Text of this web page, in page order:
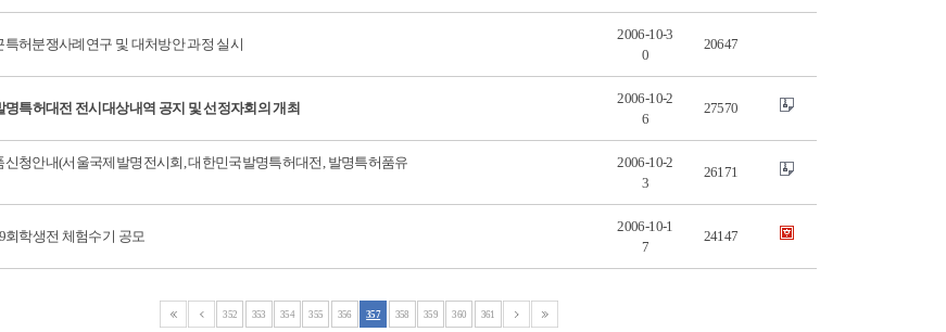
특허분쟁사례연구 및 대처방안 과정 실시
2006-10-3
0
20647
명특허대전 전시대상내역 공지 및 선정자회의 개최
2006-10-2
6
27570
신청안내(서울국제발명전시회, 대한민국발명특허대전, 발명특허품유
2006-10-2
3
26171
회학생전 체험수기 공모
2006-10-1
7
24147
352 353 354 355 356 357 358 359 360 361